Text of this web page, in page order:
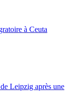
à Ceuta
Leipzig après une